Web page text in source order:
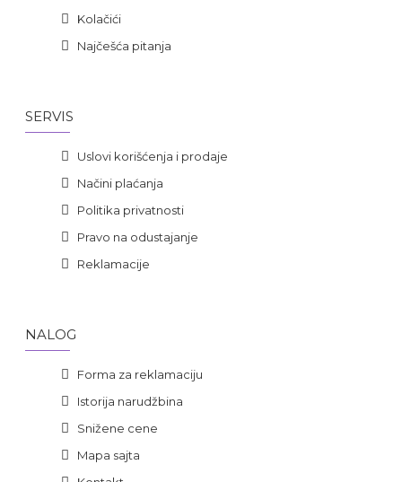
Kolačići
Najčešća pitanja
SERVIS
Uslovi korišćenja i prodaje
Načini plaćanja
Politika privatnosti
Pravo na odustajanje
Reklamacije
NALOG
Forma za reklamaciju
Istorija narudžbina
Snižene cene
Mapa sajta